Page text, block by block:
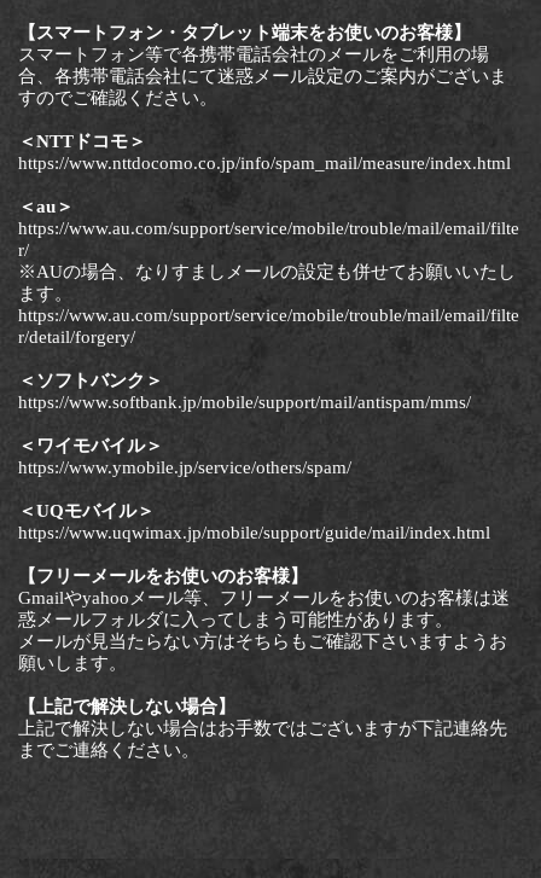
【スマートフォン・タブレット端末をお使いのお客様】
スマートフォン等で各携帯電話会社のメールをご利用の場
合、各携帯電話会社にて迷惑メール設定のご案内がございま
すのでご確認ください。
＜NTTドコモ＞
https://www.nttdocomo.co.jp/info/spam_mail/measure/index.html
＜au＞
https://www.au.com/support/service/mobile/trouble/mail/email/filte
r/
※AUの場合、なりすましメールの設定も併せてお願いいたし
ます。
https://www.au.com/support/service/mobile/trouble/mail/email/filte
r/detail/forgery/
＜ソフトバンク＞
https://www.softbank.jp/mobile/support/mail/antispam/mms/
＜ワイモバイル＞
https://www.ymobile.jp/service/others/spam/
＜UQモバイル＞
https://www.uqwimax.jp/mobile/support/guide/mail/index.html
【フリーメールをお使いのお客様】
Gmailやyahooメール等、フリーメールをお使いのお客様は迷
惑メールフォルダに入ってしまう可能性があります。
メールが見当たらない方はそちらもご確認下さいますようお
願いします。
【上記で解決しない場合】
上記で解決しない場合はお手数ではございますが下記連絡先
までご連絡ください。